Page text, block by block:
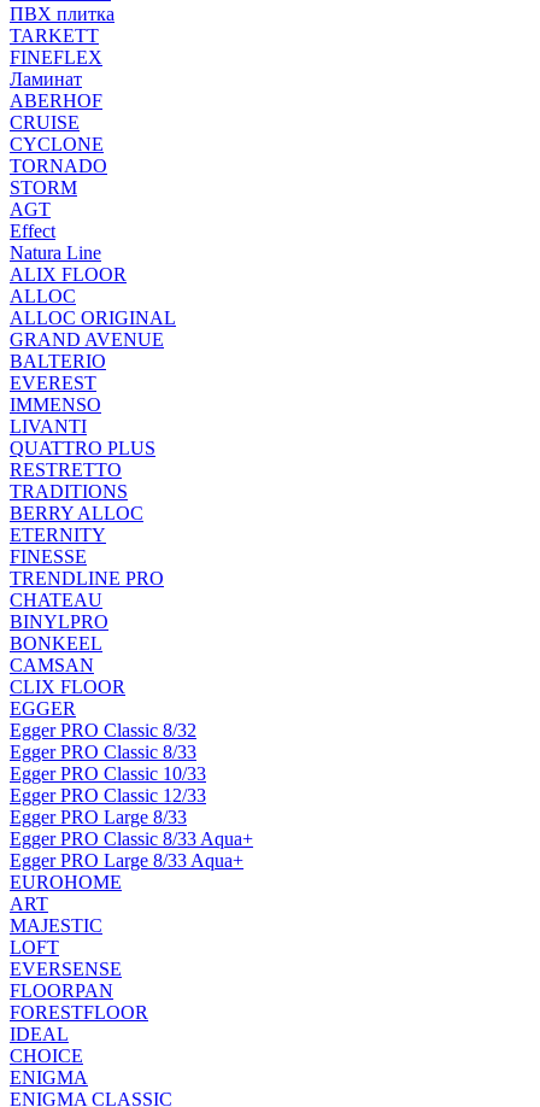
ПВХ плитка
TARKETT
FINEFLEX
Ламинат
ABERHOF
CRUISE
CYCLONE
TORNADO
STORM
AGT
Effect
Natura Line
ALIX FLOOR
ALLOC
ALLOC ORIGINAL
GRAND AVENUE
BALTERIO
EVEREST
IMMENSO
LIVANTI
QUATTRO PLUS
RESTRETTO
TRADITIONS
BERRY ALLOC
ETERNITY
FINESSE
TRENDLINE PRO
CHATEAU
BINYLPRO
BONKEEL
CAMSAN
CLIX FLOOR
EGGER
Egger PRO Classic 8/32
Egger PRO Classic 8/33
Egger PRO Classic 10/33
Egger PRO Classic 12/33
Egger PRO Large 8/33
Egger PRO Classic 8/33 Aqua+
Egger PRO Large 8/33 Aqua+
EUROHOME
ART
MAJESTIC
LOFT
EVERSENSE
FLOORPAN
FORESTFLOOR
IDEAL
CHOICE
ENIGMA
ENIGMA CLASSIC